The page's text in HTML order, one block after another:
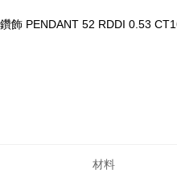
飾 PENDANT 52 RDDI 0.53
材料